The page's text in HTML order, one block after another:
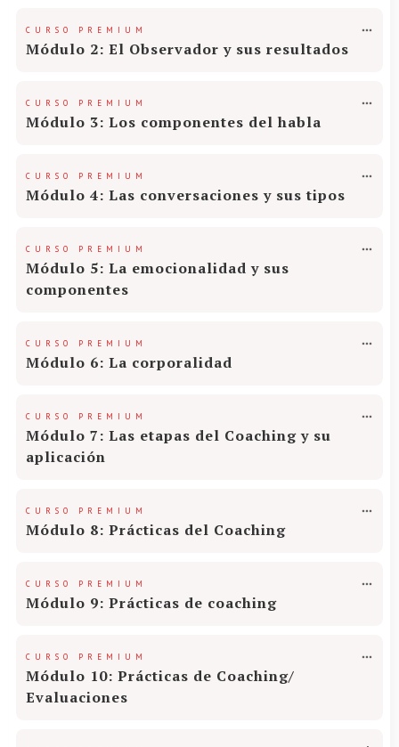
CURSO PREMIUM
Módulo 2: El Observador y sus resultados
CURSO PREMIUM
Módulo 3: Los componentes del habla
CURSO PREMIUM
Módulo 4: Las conversaciones y sus tipos
CURSO PREMIUM
Módulo 5: La emocionalidad y sus
componentes
CURSO PREMIUM
Módulo 6: La corporalidad
CURSO PREMIUM
Módulo 7: Las etapas del Coaching y su
aplicación
CURSO PREMIUM
Módulo 8: Prácticas del Coaching
CURSO PREMIUM
Módulo 9: Prácticas de coaching
CURSO PREMIUM
Módulo 10: Prácticas de Coaching/
Evaluaciones